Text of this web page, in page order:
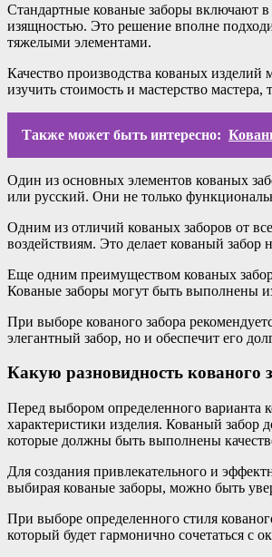
Стандартные кованые заборы включают в
изящностью. Это решение вполне
тяжелыми элементами.
Качество производства кованых
изучить стоимость и мастерство
Также может быть интересно:
Один из основных элементов кованых
или русский. Они не только
Одним из отличий кованых заборов от
воздействиям. Это делает кованый
Еще одним преимуществом кованых
Кованые заборы могут быть выполнены
При выборе кованого забора
элегантный забор, но и обеспечит его
Какую разновидность кованого
Перед выбором определенного варианта
характеристики изделия. Кованый
которые должны быть выполнены
Для создания привлекательного и
выбирая кованые заборы, можно быть
При выборе определенного стиля
который будет гармонично сочетаться с